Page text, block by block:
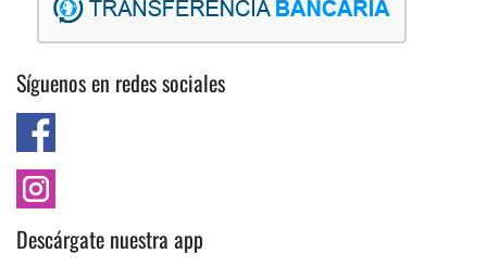
Síguenos en redes sociales
Descárgate nuestra app